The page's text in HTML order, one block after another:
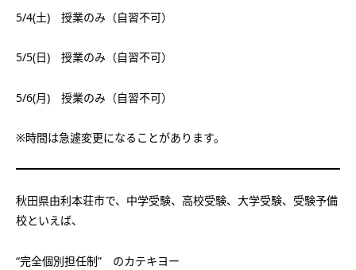
5/4(土) 授業のみ（自習不可）
5/5(日) 授業のみ（自習不可）
5/6(月) 授業のみ（自習不可）
※時間は急遽変更になることがあります。
秋田県由利本荘市で、中学受験、高校受験、大学受験、受験予備
校といえば、
“完全個別担任制” のカテキヨー